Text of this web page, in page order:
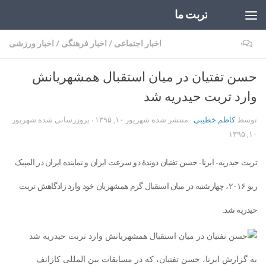
تربت ما
اخبار اجتماعی / اخبار فرهنگی / اخبار ورزشی ۰
حسن تفتیان در میان استقبال همشهریانش
وارد تربت حیدریه شد
توسطکاظم خطیبی · منتشر شده شهریور ۱۰, ۱۳۹۵ · بروزرسانی شده شهریور
۱۰, ۱۳۹۵
تربت حیدریه- ایرنا- حسن تفتیان دوندهٔ دو سرعت ایران و نماینده ایران در المپیک
ریو ۲۰۱۶، چهارشنبه در میان استقبال گرم همشهریان خود وارد زادگاهش تربت
حیدریه شد.
به گزارش ایرنا، حسن تفتیان، که در مسابقات بین المللی کازانف